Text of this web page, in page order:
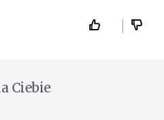
Ciebie